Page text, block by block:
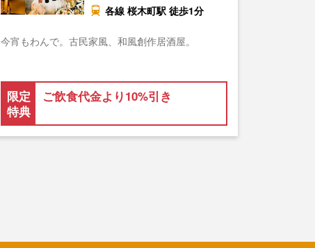
各線 桜木町駅 徒歩1分
今宵もわんで。古民家風、和風創作居酒屋。
限定
特典
ご飲食代金より10%引き